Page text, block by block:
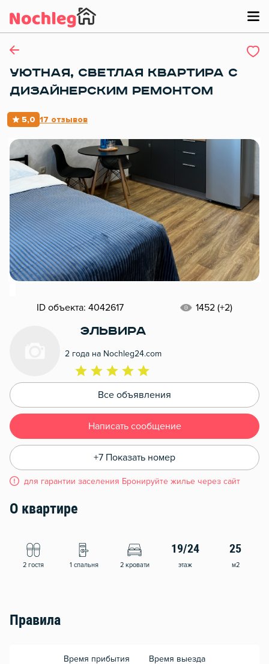
УЮТНАЯ, СВЕТЛАЯ КВАРТИРА С
ДИЗАЙНЕРСКИМ РЕМОНТОМ
5,0 17 отзывов
ID объекта: 4042617 1452 (+2)
Эльвира
2 года на Nochleg24.com
Все объявления
Написать сообщение
+7 Показать номер
для гарантии заселения Бронируйте жилье через сайт
О квартире
2 гостя 1 спальня 2 кровати
19/24
этаж
25
м2
Правила
Время прибытия Время выезда